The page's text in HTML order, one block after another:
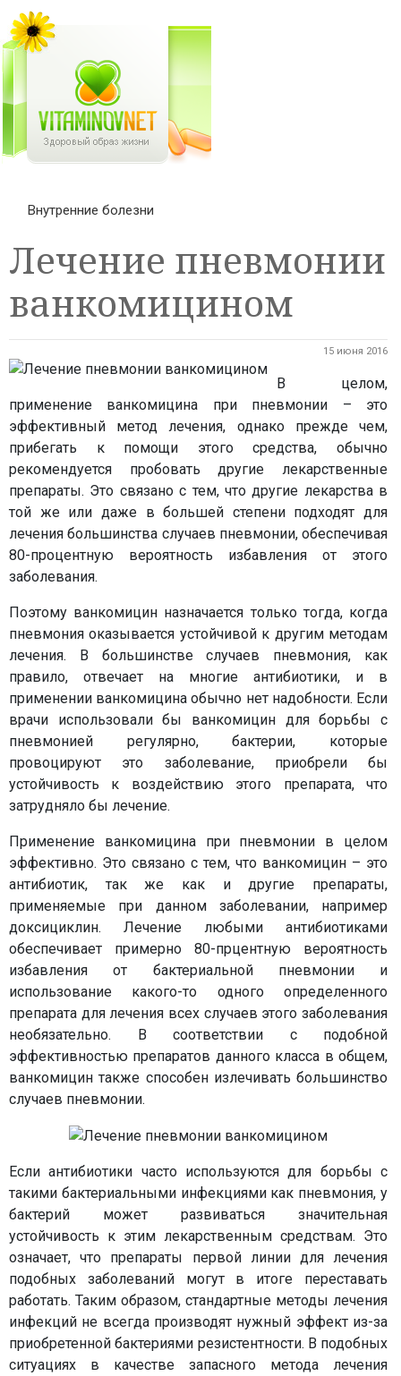
Внутренние болезни
Лечение пневмонии
ванкомицином
15 июня 2016
В целом,
применение ванкомицина при пневмонии – это
эффективный метод лечения, однако прежде чем,
прибегать к помощи этого средства, обычно
рекомендуется пробовать другие лекарственные
препараты. Это связано с тем, что другие лекарства в
той же или даже в большей степени подходят для
лечения большинства случаев пневмонии, обеспечивая
80-процентную вероятность избавления от этого
заболевания.
Поэтому ванкомицин назначается только тогда, когда
пневмония оказывается устойчивой к другим методам
лечения. В большинстве случаев пневмония, как
правило, отвечает на многие антибиотики, и в
применении ванкомицина обычно нет надобности. Если
врачи использовали бы ванкомицин для борьбы с
пневмонией регулярно, бактерии, которые
провоцируют это заболевание, приобрели бы
устойчивость к воздействию этого препарата, что
затрудняло бы лечение.
Применение ванкомицина при пневмонии в целом
эффективно. Это связано с тем, что ванкомицин – это
антибиотик, так же как и другие препараты,
применяемые при данном заболевании, например
доксициклин. Лечение любыми антибиотиками
обеспечивает примерно 80-прцентную вероятность
избавления от бактериальной пневмонии и
использование какого-то одного определенного
препарата для лечения всех случаев этого заболевания
необязательно. В соответствии с подобной
эффективностью препаратов данного класса в общем,
ванкомицин также способен излечивать большинство
случаев пневмонии.
Если антибиотики часто используются для борьбы с
такими бактериальными инфекциями как пневмония, у
бактерий может развиваться значительная
устойчивость к этим лекарственным средствам. Это
означает, что препараты первой линии для лечения
подобных заболеваний могут в итоге переставать
работать. Таким образом, стандартные методы лечения
инфекций не всегда производят нужный эффект из-за
приобретенной бактериями резистентности. В подобных
ситуациях в качестве запасного метода лечения